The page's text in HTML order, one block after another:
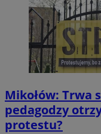
Mikołów: Trwa
pedagodzy
protestu?